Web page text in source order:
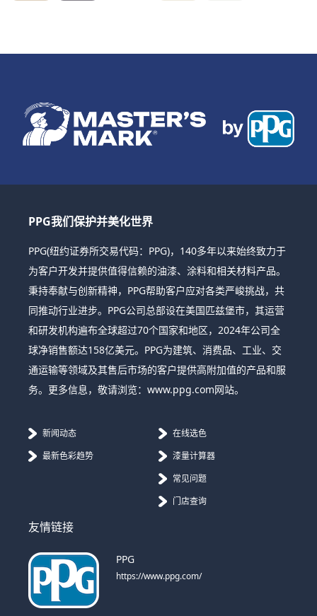
PPG我们保护并美化世界
PPG(纽约证券所交易代码：PPG)，140多年以来始终致力于
为客户开发并提供值得信赖的油漆、涂料和相关材料产品。
秉持奉献与创新精神，PPG帮助客户应对各类严峻挑战，共
同推动行业进步。PPG公司总部设在美国匹兹堡市，其运营
和研发机构遍布全球超过70个国家和地区，2024年公司全
球净销售额达158亿美元。PPG为建筑、消费品、工业、交
通运输等领域及其售后市场的客户提供高附加值的产品和服
务。更多信息，敬请浏览：www.ppg.com网站。
新闻动态
最新色彩趋势
在线选色
漆量计算器
常见问题
门店查询
友情链接
PPG
https://www.ppg.com/